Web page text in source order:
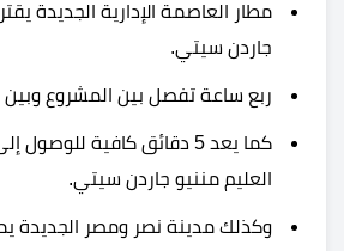
مطار العاصمة الإدارية الجديدة
جاردن سيتي.
ربع ساعة تفصل بين المشروع وبين
كما يعد 5 دقائق كافية
العليم مننيو جاردن سيتي.
وكذلك مدينة نصر ومصر الجديدة